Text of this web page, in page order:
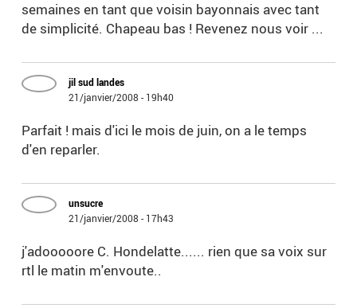
semaines en tant que voisin bayonnais avec tant
de simplicité. Chapeau bas ! Revenez nous voir ...
jil sud landes
21/janvier/2008 - 19h40
Parfait ! mais d'ici le mois de juin, on a le temps
d'en reparler.
unsucre
21/janvier/2008 - 17h43
j'adooooore C. Hondelatte...... rien que sa voix sur
rtl le matin m'envoute..